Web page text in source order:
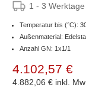
1 - 3 Werktage
Temperatur bis (°C):
Außenmaterial:
Anzahl GN: 1x1/1
4.102,57 €
4.882,06 € inkl.